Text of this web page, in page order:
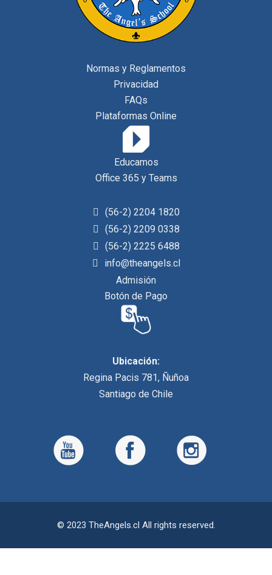
Normas y Reglamentos
Privacidad
FAQs
Plataformas Online
Educamos
Office 365 y Teams
(56-2) 2204 1820
(56-2) 2209 0338
(56-2) 2225 6488
info@theangels.cl
Admisión
Botón de Pago
Ubicación:
Regina Pacis 781, Ñuñoa
Santiago de Chile
© 2023 TheAngels.cl All rights reserved.